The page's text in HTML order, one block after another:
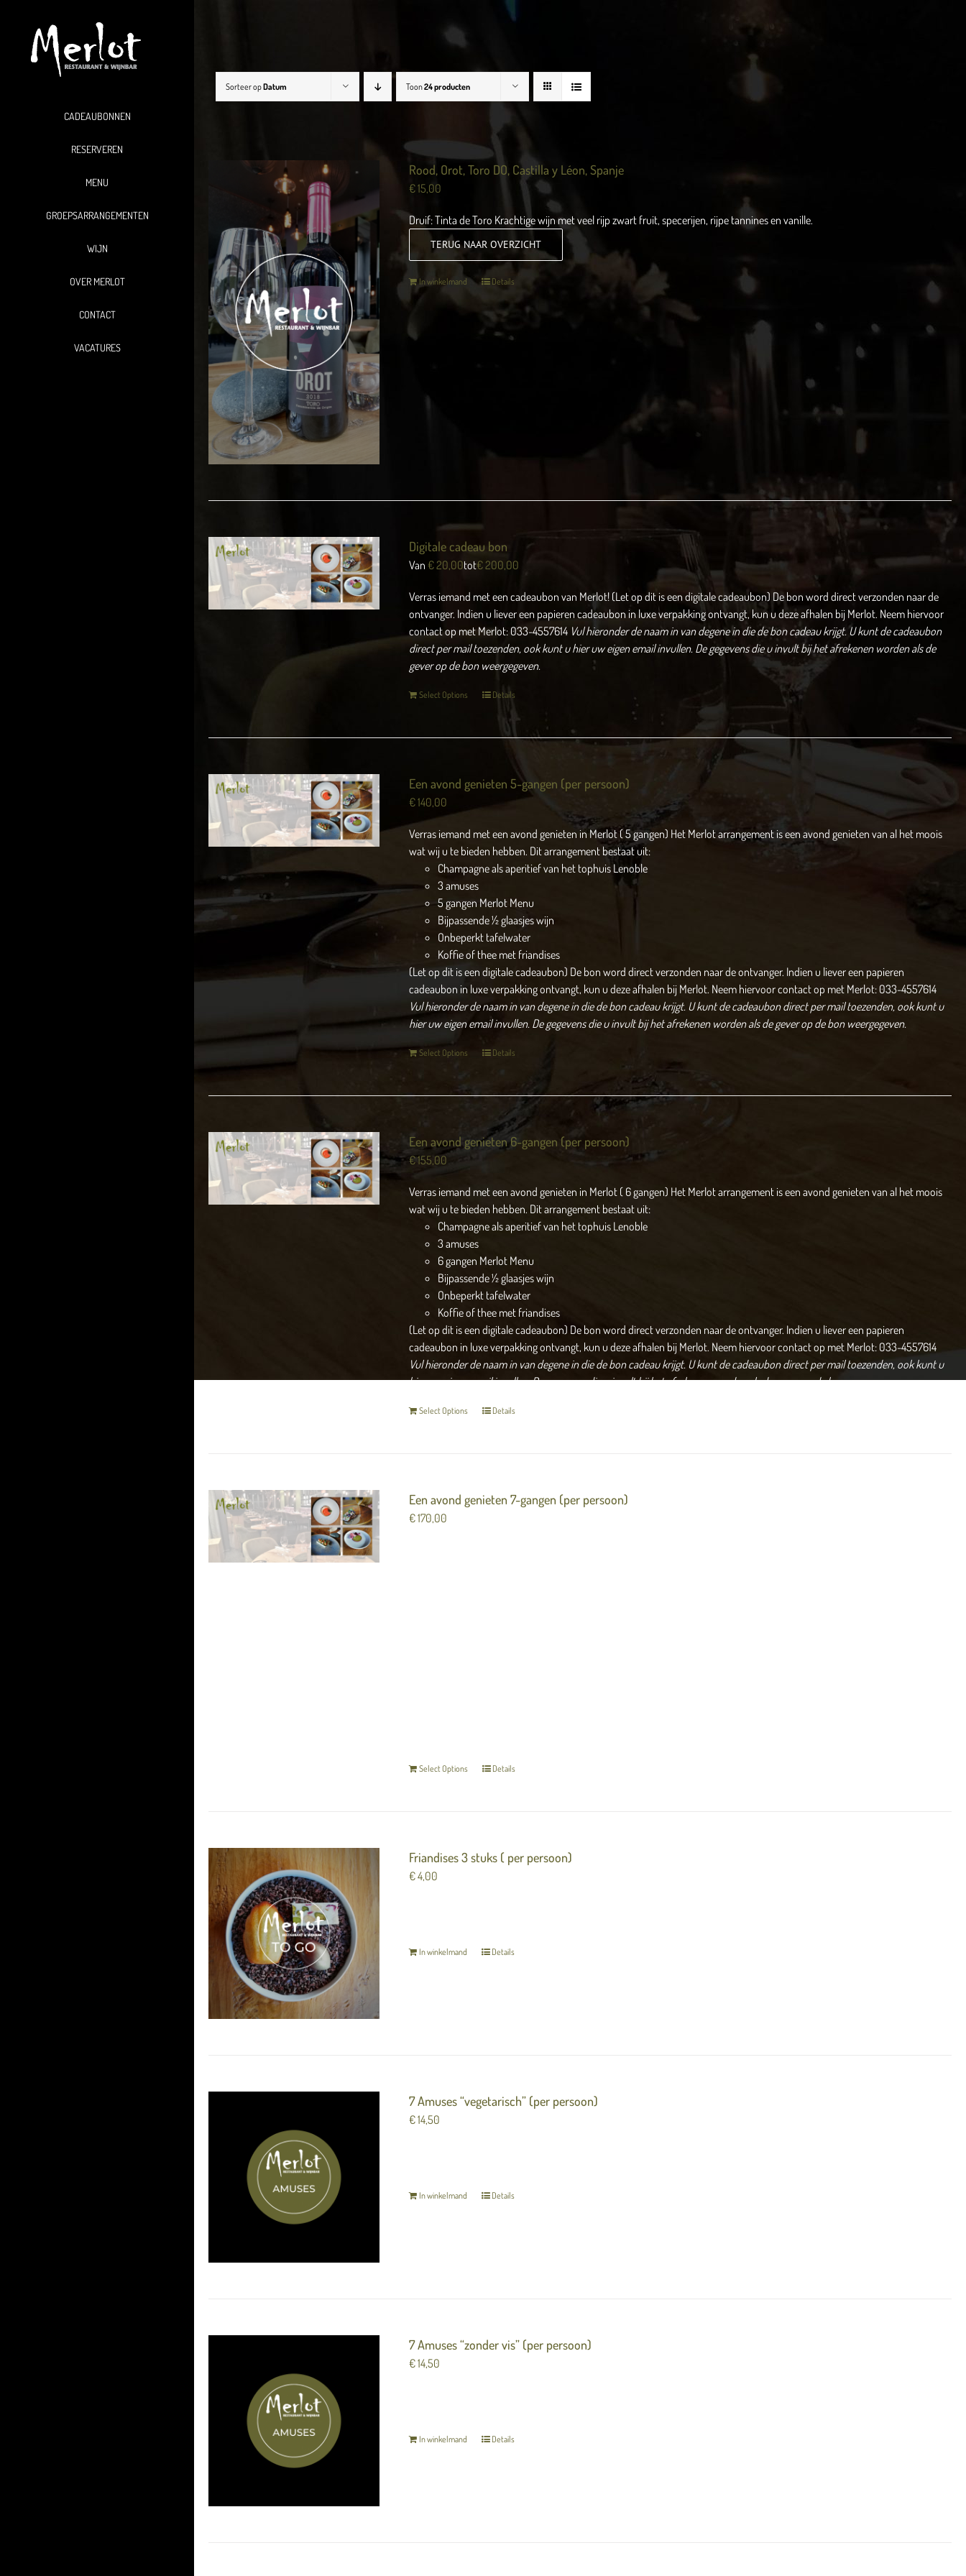
CADEAUBONNEN
RESERVEREN
MENU
GROEPSARRANGEMENTEN
WIJN
OVER MERLOT
CONTACT
VACATURES
Sorteer opDatum Toon24 producten
Rood, Orot, Toro DO, Castilla y Léon, Spanje
€15,00
Druif: Tinta de Toro Krachtige wijn met veel rijp zwart fruit, specerijen, rijpe tannines en vanille.
TERUG NAAR OVERZICHT
In winkelmand Details
Digitale cadeau bon
Van€20,00tot€200,00
Verras iemand met een cadeaubon van Merlot! (Let op dit is een digitale cadeaubon) De bon word direct verzonden naar de
ontvanger. Indien u liever een papieren cadeaubon in luxe verpakking ontvangt, kun u deze afhalen bij Merlot. Neem hiervoor
contact op met Merlot: 033-4557614 Vul hieronder de naam in van degene in die de bon cadeau krijgt.U kunt de cadeaubon
direct per mail toezenden, ook kunt u hier uw eigen email invullen. De gegevens die u invult bij het afrekenen worden als de
gever op de bon weergegeven.
Select Options Details
Een avond genieten 5-gangen (per persoon)
€140,00
Verras iemand met een avond genieten in Merlot ( 5 gangen) Het Merlot arrangement is een avond genieten van al het moois
wat wij u te bieden hebben. Dit arrangement bestaat uit:
Champagne als aperitief van het tophuis Lenoble
3 amuses
5 gangen Merlot Menu
Bijpassende ½ glaasjes wijn
Onbeperkt tafelwater
Koffie of thee met friandises
(Let op dit is een digitale cadeaubon) De bon word direct verzonden naar de ontvanger. Indien u liever een papieren
cadeaubon in luxe verpakking ontvangt, kun u deze afhalen bij Merlot. Neem hiervoor contact op met Merlot: 033-4557614
Vul hieronder de naam in van degene in die de bon cadeau krijgt. U kunt de cadeaubon direct per mail toezenden, ook kunt u
hier uw eigen email invullen. De gegevens die u invult bij het afrekenen worden als de gever op de bon weergegeven.
Select Options Details
Een avond genieten 6-gangen (per persoon)
€155,00
Verras iemand met een avond genieten in Merlot ( 6 gangen) Het Merlot arrangement is een avond genieten van al het moois
wat wij u te bieden hebben. Dit arrangement bestaat uit:
Champagne als aperitief van het tophuis Lenoble
3 amuses
6 gangen Merlot Menu
Bijpassende ½ glaasjes wijn
Onbeperkt tafelwater
Koffie of thee met friandises
(Let op dit is een digitale cadeaubon) De bon word direct verzonden naar de ontvanger. Indien u liever een papieren
cadeaubon in luxe verpakking ontvangt, kun u deze afhalen bij Merlot. Neem hiervoor contact op met Merlot: 033-4557614
Vul hieronder de naam in van degene in die de bon cadeau krijgt. U kunt de cadeaubon direct per mail toezenden, ook kunt u
hier uw eigen email invullen.De gegevens die u invult bij het afrekenen worden als de gever op de bon weergegeven.
Select Options Details
Een avond genieten 7-gangen (per persoon)
€170,00
Select Options Details
Friandises 3 stuks ( per persoon)
€4,00
In winkelmand Details
7 Amuses “vegetarisch” (per persoon)
€14,50
In winkelmand Details
7 Amuses “zonder vis” (per persoon)
€14,50
In winkelmand Details